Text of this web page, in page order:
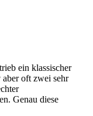
ein klassischer
oft zwei sehr
Genau diese